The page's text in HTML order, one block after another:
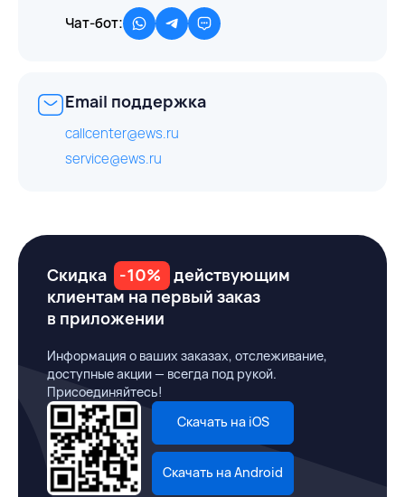
Чат-бот:
Email поддержка
callcenter@ews.ru
service@ews.ru
Скидка -10%
действующим
клиентам на первый заказ
в приложении
Информация о ваших заказах, отслеживание,
доступные акции — всегда под рукой.
Присоединяйтесь!
Скачать на iOS
Скачать на Android